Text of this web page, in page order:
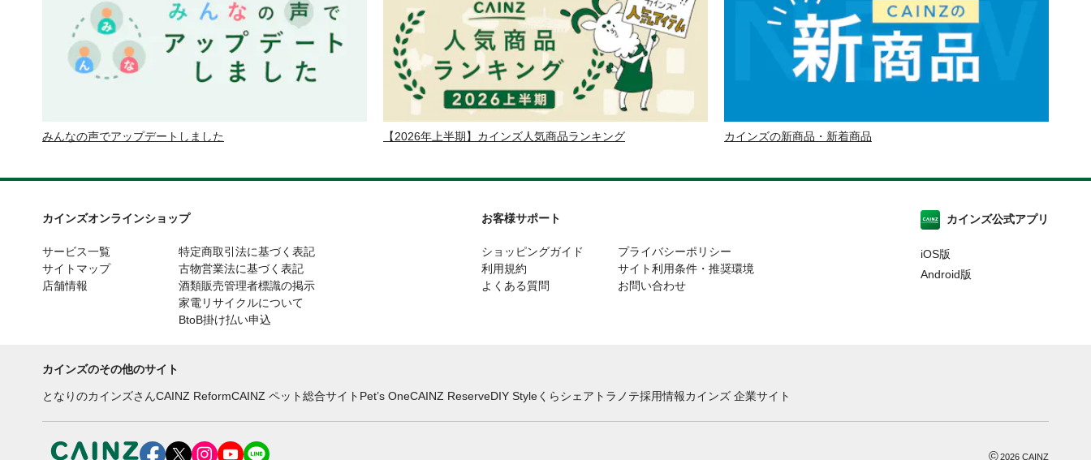
みんなの声でアップデートしました 【2026年上半期】カインズ人気商品ランキング カインズの新商品・新着商品
カインズオンラインショップ
サービス一覧
サイトマップ
店舗情報
特定商取引法に基づく表記
古物営業法に基づく表記
酒類販売管理者標識の掲示
家電リサイクルについて
BtoB掛け払い申込
お客様サポート
ショッピングガイド
利用規約
よくある質問
プライバシーポリシー
サイト利用条件・推奨環境
お問い合わせ
カインズ公式アプリ
iOS版
Android版
カインズのその他のサイト
となりのカインズさんCAINZ ReformCAINZ ペット総合サイト Pet’s OneCAINZ ReserveDIY Styleくらシェア トラノテ採用情報カインズ 企業サイト
©2026 CAINZ